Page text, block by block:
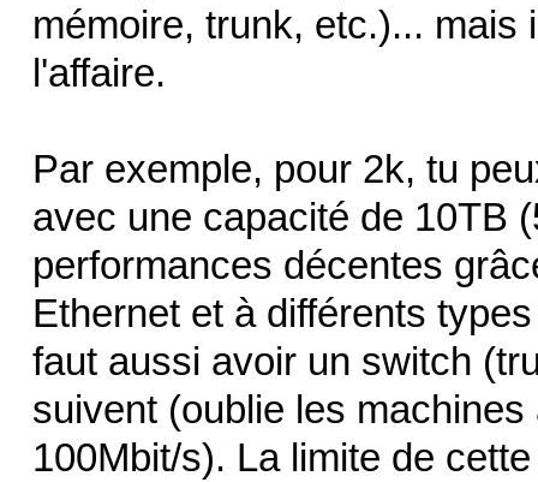
mémoire, trunk, etc.)...
l'affaire.
Par exemple, pour 2k, tu
avec une capacité de 10TB
performances décentes
Ethernet et à différents
faut aussi avoir un switch
suivent (oublie les
100Mbit/s). La limite de